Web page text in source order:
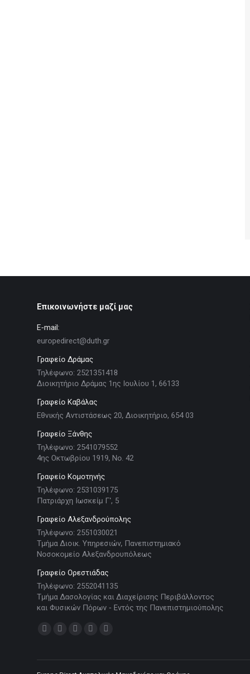
Επικοινωνήστε μαζί μας
E-mail:
europedirect@duth.gr
Γραφείο Δράμας
Τηλέφωνο: 2521351418
Διοικητήριο Δράμας 1ης Ιουλίου 1, 66133
Γραφείο Καβάλας
Εθνικής Αντιστάσεως 20, Διοικητήριο, 654 03
Γραφείο Ξάνθης
Τηλέφωνο: 2541079552
4ης Οκτωβρίου 1919, Νο. 42
Γραφείο Κομοτηνής
Τηλέφωνο: 2531039175
Πατριάρχη Ιωσκείμ Γ', 5
Γραφείο Αλεξανδρούπολης
Τηλέφωνο: 2551030021
Τμήμα Διοικ. Υπηρεσιών, Πανεπιστημιακό
Νοσοκομείο Αλεξανδρουπόλεως
Γραφείο Ορεστιάδας
Τηλέφωνο: 2552041135
Τμήμα Δασολογίας και Διαχείρισης Περιβάλλοντος
και Φυσικών Πόρων - Εντός της Πανεπιστημιούπολης
Find us on:
Facebook
opens
X
opens
YouTube
opens
Linkedin
opens
Instagram
opens